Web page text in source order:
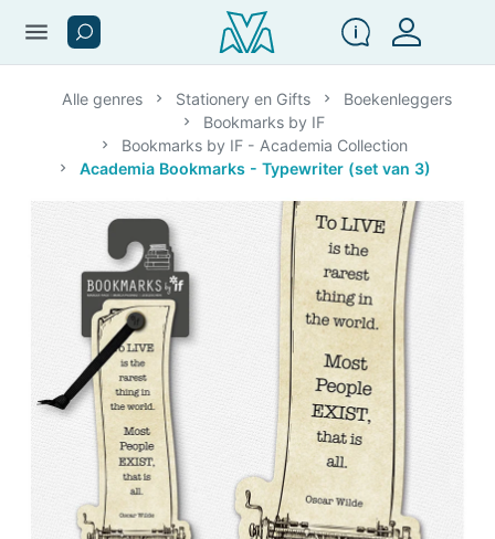
menu
Alle genres Stationery en Gifts
Boekenleggers
Bookmarks by IF
Bookmarks by IF - Academia Collection
Academia Bookmarks - Typewriter (set van 3)